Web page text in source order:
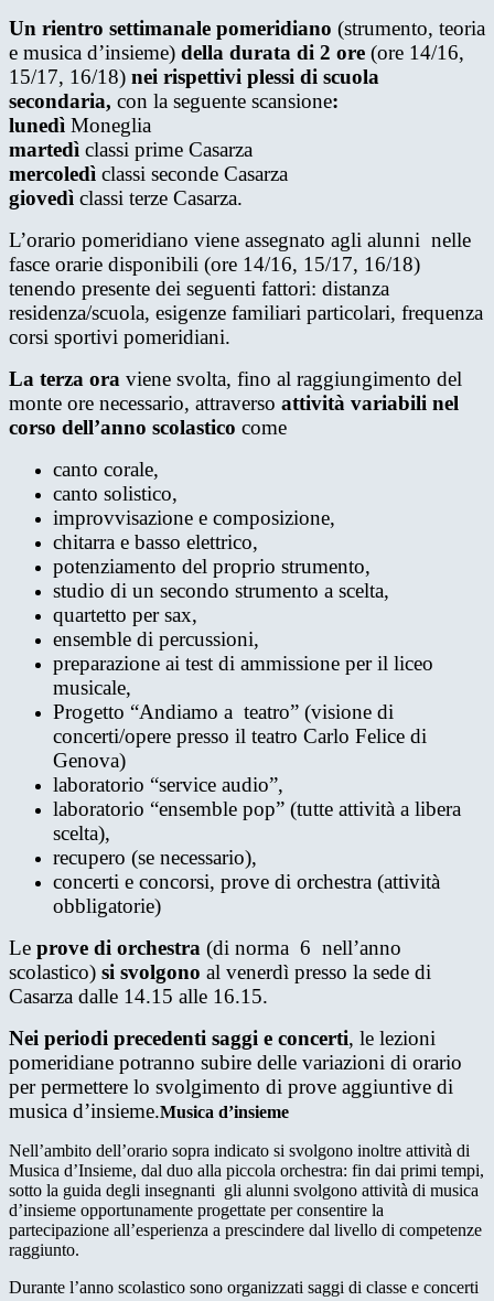
Un rientro settimanale pomeridiano (strumento, teoria
e musica d’insieme) della durata di 2 ore (ore 14/16,
15/17, 16/18) nei rispettivi plessi di scuola
secondaria, con la seguente scansione:
lunedì Moneglia
martedì classi prime Casarza
mercoledì classi seconde Casarza
giovedì classi terze Casarza.
L’orario pomeridiano viene assegnato agli alunni nelle
fasce orarie disponibili (ore 14/16, 15/17, 16/18)
tenendo presente dei seguenti fattori: distanza
residenza/scuola, esigenze familiari particolari, frequenza
corsi sportivi pomeridiani.
La terza ora viene svolta, fino al raggiungimento del
monte ore necessario, attraverso attività variabili nel
corso dell’anno scolastico come
canto corale,
canto solistico,
improvvisazione e composizione,
chitarra e basso elettrico,
potenziamento del proprio strumento,
studio di un secondo strumento a scelta,
quartetto per sax,
ensemble di percussioni,
preparazione ai test di ammissione per il liceo
musicale,
Progetto “Andiamo a teatro” (visione di
concerti/opere presso il teatro Carlo Felice di
Genova)
laboratorio “service audio”,
laboratorio “ensemble pop” (tutte attività a libera
scelta),
recupero (se necessario),
concerti e concorsi, prove di orchestra (attività
obbligatorie)
Le prove di orchestra (di norma 6 nell’anno
scolastico) si svolgono al venerdì presso la sede di
Casarza dalle 14.15 alle 16.15.
Nei periodi precedenti saggi e concerti, le lezioni
pomeridiane potranno subire delle variazioni di orario
per permettere lo svolgimento di prove aggiuntive di
musica d’insieme.Musica d’insieme
Nell’ambito dell’orario sopra indicato si svolgono inoltre attività di
Musica d’Insieme, dal duo alla piccola orchestra: fin dai primi tempi,
sotto la guida degli insegnanti gli alunni svolgono attività di musica
d’insieme opportunamente progettate per consentire la
partecipazione all’esperienza a prescindere dal livello di competenze
raggiunto.
Durante l’anno scolastico sono organizzati saggi di classe e concerti